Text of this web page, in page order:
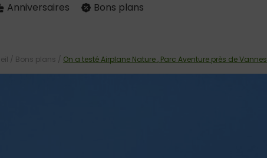
Anniversaires Bons plans
/ Bons plans / On a testé Airplane Nature , Parc Aventure près de Vannes